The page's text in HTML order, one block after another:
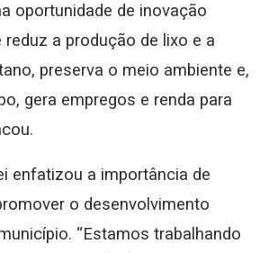
oportunidade de inovação
a produção de lixo e a
preserva o meio ambiente e,
gera empregos e renda para
enfatizou a importância de
o desenvolvimento
“Estamos trabalhando